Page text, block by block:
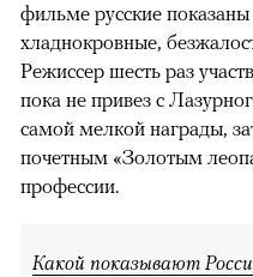
фильме русские
хладнокровные,
Режиссер шесть раз
пока не привез с
самой мелкой награды,
почетным «Золотым
профессии.
Какой показывают